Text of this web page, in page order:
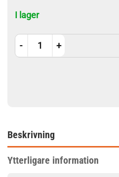
I lager
Stripp-HX 1 Liter mängd
Beskrivning
Ytterligare information